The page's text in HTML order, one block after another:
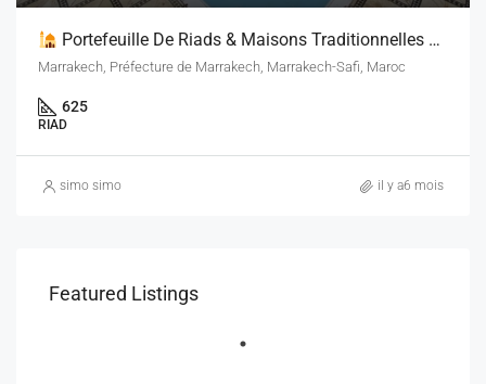
Portefeuille De Riads & Maisons Traditionnelles – Marrakech Médina
Marrakech, Préfecture de Marrakech, Marrakech-Safi, Maroc
625
RIAD
simo simo il y a6 mois
Featured Listings